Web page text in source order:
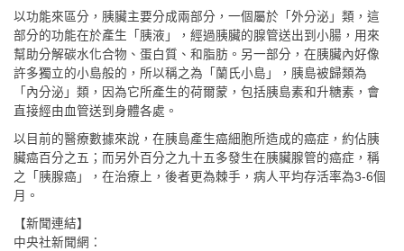
以功能來區分，胰臟主要分成兩部分，一個屬於「外分泌」類，這
部分的功能在於產生「胰液」，經過胰臟的腺管送出到小腸，用來
幫助分解碳水化合物、蛋白質、和脂肪。另一部分，在胰臟內好像
許多獨立的小島般的，所以稱之為「蘭氏小島」，胰島被歸類為
「內分泌」類，因為它所產生的荷爾蒙，包括胰島素和升糖素，會
直接經由血管送到身體各處。
以目前的醫療數據來說，在胰島產生癌細胞所造成的癌症，約佔胰
臟癌百分之五；而另外百分之九十五多發生在胰臟腺管的癌症，稱
之「胰腺癌」，在治療上，後者更為棘手，病人平均存活率為3-6個
月。
【新聞連結】
中央社新聞網：